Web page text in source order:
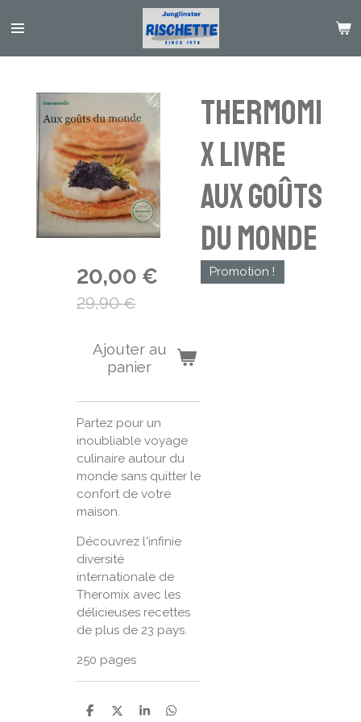
au
Thermomi
x livre
Aux goûts
du monde
Promotion !
20,00 €
29,90 €
Ajouter au
panier
Partez pour un
inoubliable voyage
culinaire autour du
monde sans quitter le
confort de votre
maison.
Découvrez l'infinie
diversité
internationale de
Theromix avec les
délicieuses recettes
de plus de 23 pays.
250 pages
P
P
P
P